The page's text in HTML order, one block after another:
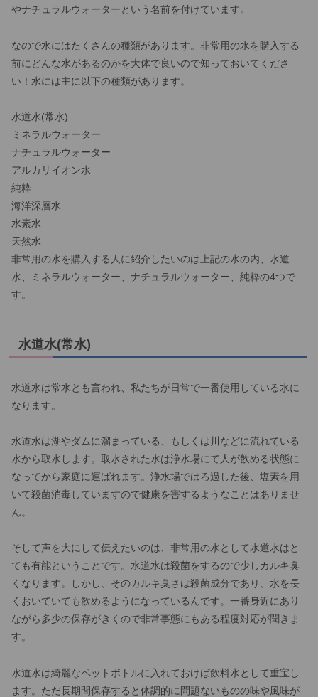
やナチュラルウォーターという名前を付けています。
なので水にはたくさんの種類があります。非常用の水を購入する
前にどんな水があるのかを大体で良いので知っておいてくださ
い！水には主に以下の種類があります。
水道水(常水)
ミネラルウォーター
ナチュラルウォーター
アルカリイオン水
純粋
海洋深層水
水素水
天然水
非常用の水を購入する人に紹介したいのは上記の水の内、水道
水、ミネラルウォーター、ナチュラルウォーター、純粋の4つで
す。
水道水(常水)
水道水は常水とも言われ、私たちが日常で一番使用している水に
なります。
水道水は湖やダムに溜まっている、もしくは川などに流れている
水から取水します。取水された水は浄水場にて人が飲める状態に
なってから家庭に運ばれます。浄水場ではろ過した後、塩素を用
いて殺菌消毒していますので健康を害するようなことはありませ
ん。
そして声を大にして伝えたいのは、非常用の水として水道水はと
ても有能ということです。水道水は殺菌をするので少しカルキ臭
くなります。しかし、そのカルキ臭さは殺菌成分であり、水を長
くおいていても飲めるようになっているんです。一番身近にあり
ながら多少の保存がきくので非常事態にもある程度対応が聞きま
す。
水道水は綺麗なペットボトルに入れておけば飲料水として重宝し
ます。ただ長期間保存すると体調的に問題ないものの味や風味が